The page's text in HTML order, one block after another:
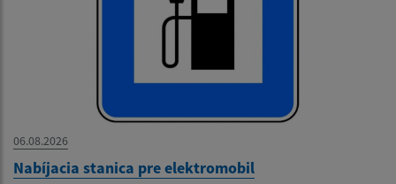
06.08.2026
Nabíjacia stanica pre elektromobil